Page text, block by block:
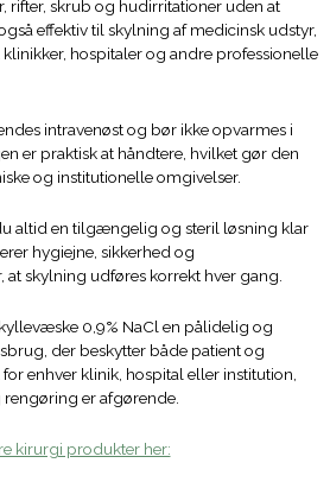
rifter, skrub og hudirritationer uden at
effektiv til skylning af medicinsk udstyr,
hospitaler og andre professionelle
intravenøst og bør ikke opvarmes i
er praktisk at håndtere, hvilket gør den
og institutionelle omgivelser.
altid en tilgængelig og steril løsning klar
hygiejne, sikkerhed og
skylning udføres korrekt hver gang.
0,9% NaCl en pålidelig og
der beskytter både patient og
enhver klinik, hospital eller institution,
er afgørende.
kirurgi produkter her: